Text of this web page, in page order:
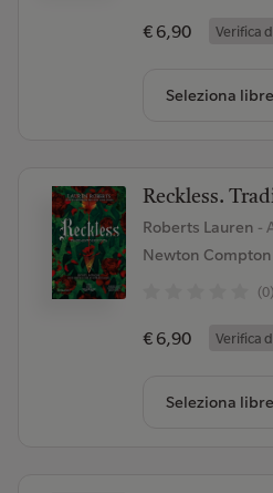
€ 6,90 Verifica
Seleziona
Reckless.
Roberts Lauren -
Newton
(0)
€ 6,90 Verifica
Seleziona